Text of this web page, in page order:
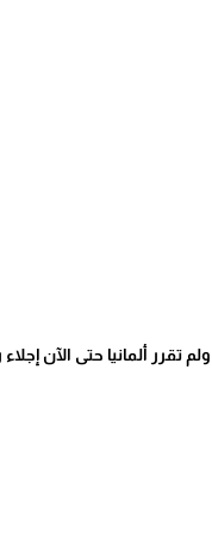
ولم تقرر ألمانيا حتى الآن